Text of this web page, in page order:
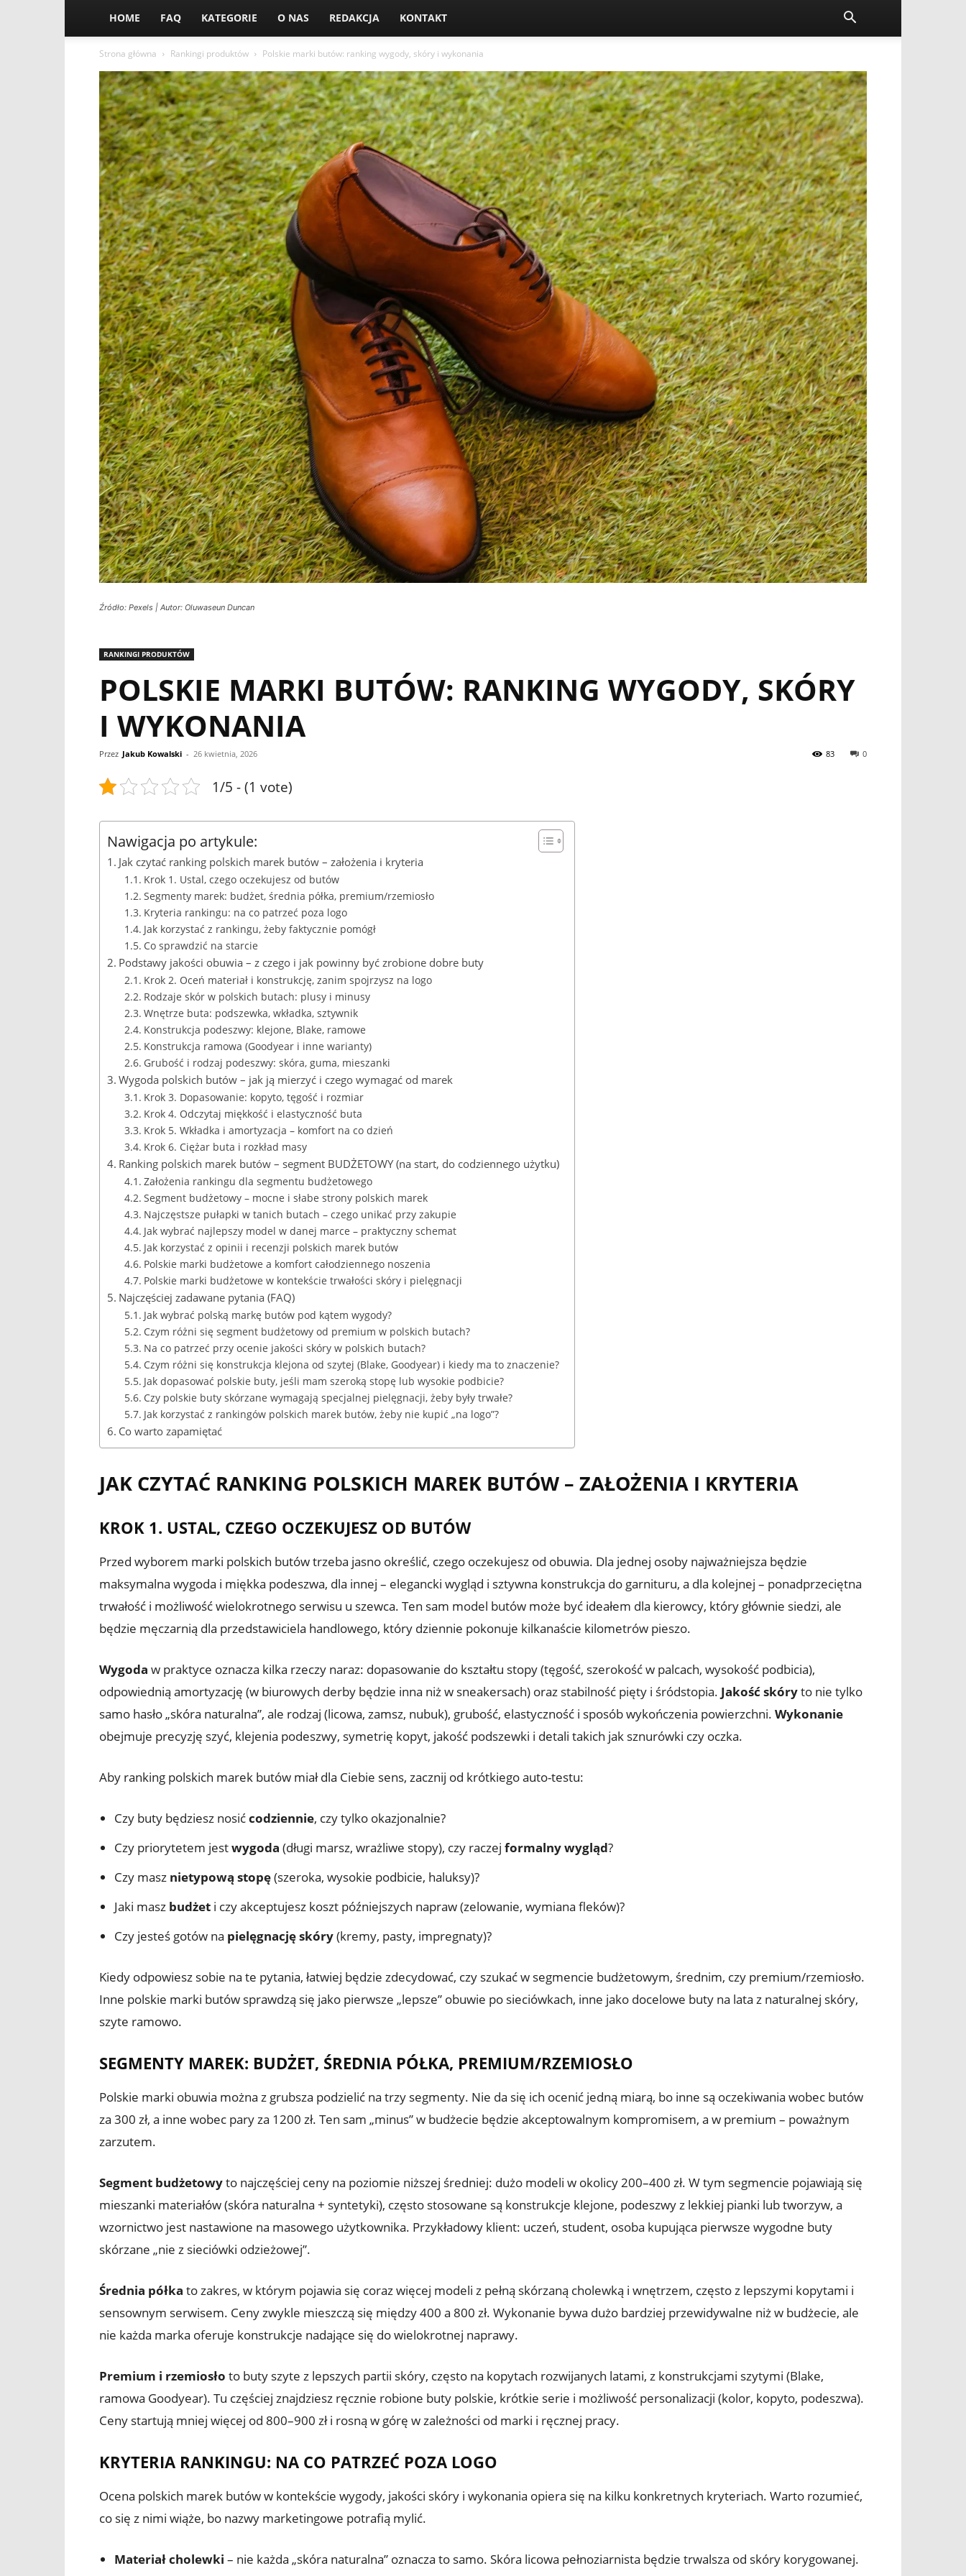
HOME FAQ KATEGORIE O NAS REDAKCJA KONTAKT
Strona główna Rankingi produktów Polskie marki butów: ranking wygody, skóry i wykonania
Źródło: Pexels | Autor: Oluwaseun Duncan
RANKINGI PRODUKTÓW
POLSKIE MARKI BUTÓW: RANKING WYGODY, SKÓRY
I WYKONANIA
Przez Jakub Kowalski - 26 kwietnia, 2026 0
83
1/5 - (1 vote)
Nawigacja po artykule:
Jak czytać ranking polskich marek butów – założenia i kryteria
Krok 1. Ustal, czego oczekujesz od butów
Segmenty marek: budżet, średnia półka, premium/rzemiosło
Kryteria rankingu: na co patrzeć poza logo
Jak korzystać z rankingu, żeby faktycznie pomógł
Co sprawdzić na starcie
Podstawy jakości obuwia – z czego i jak powinny być zrobione dobre buty
Krok 2. Oceń materiał i konstrukcję, zanim spojrzysz na logo
Rodzaje skór w polskich butach: plusy i minusy
Wnętrze buta: podszewka, wkładka, sztywnik
Konstrukcja podeszwy: klejone, Blake, ramowe
Konstrukcja ramowa (Goodyear i inne warianty)
Grubość i rodzaj podeszwy: skóra, guma, mieszanki
Wygoda polskich butów – jak ją mierzyć i czego wymagać od marek
Krok 3. Dopasowanie: kopyto, tęgość i rozmiar
Krok 4. Odczytaj miękkość i elastyczność buta
Krok 5. Wkładka i amortyzacja – komfort na co dzień
Krok 6. Ciężar buta i rozkład masy
Ranking polskich marek butów – segment BUDŻETOWY (na start, do codziennego użytku)
Założenia rankingu dla segmentu budżetowego
Segment budżetowy – mocne i słabe strony polskich marek
Najczęstsze pułapki w tanich butach – czego unikać przy zakupie
Jak wybrać najlepszy model w danej marce – praktyczny schemat
Jak korzystać z opinii i recenzji polskich marek butów
Polskie marki budżetowe a komfort całodziennego noszenia
Polskie marki budżetowe w kontekście trwałości skóry i pielęgnacji
Najczęściej zadawane pytania (FAQ)
Jak wybrać polską markę butów pod kątem wygody?
Czym różni się segment budżetowy od premium w polskich butach?
Na co patrzeć przy ocenie jakości skóry w polskich butach?
Czym różni się konstrukcja klejona od szytej (Blake, Goodyear) i kiedy ma to znaczenie?
Jak dopasować polskie buty, jeśli mam szeroką stopę lub wysokie podbicie?
Czy polskie buty skórzane wymagają specjalnej pielęgnacji, żeby były trwałe?
Jak korzystać z rankingów polskich marek butów, żeby nie kupić „na logo”?
Co warto zapamiętać
JAK CZYTAĆ RANKING POLSKICH MAREK BUTÓW – ZAŁOŻENIA I KRYTERIA
KROK 1. USTAL, CZEGO OCZEKUJESZ OD BUTÓW
Przed wyborem marki polskich butów trzeba jasno określić, czego oczekujesz od obuwia. Dla jednej osoby najważniejsza będzie
maksymalna wygoda i miękka podeszwa, dla innej – elegancki wygląd i sztywna konstrukcja do garnituru, a dla kolejnej – ponadprzeciętna
trwałość i możliwość wielokrotnego serwisu u szewca. Ten sam model butów może być ideałem dla kierowcy, który głównie siedzi, ale
będzie męczarnią dla przedstawiciela handlowego, który dziennie pokonuje kilkanaście kilometrów pieszo.
Wygoda w praktyce oznacza kilka rzeczy naraz: dopasowanie do kształtu stopy (tęgość, szerokość w palcach, wysokość podbicia),
odpowiednią amortyzację (w biurowych derby będzie inna niż w sneakersach) oraz stabilność pięty i śródstopia. Jakość skóryto nie tylko
samo hasło „skóra naturalna”, ale rodzaj (licowa, zamsz, nubuk), grubość, elastyczność i sposób wykończenia powierzchni. Wykonanie
obejmuje precyzję szyć, klejenia podeszwy, symetrię kopyt, jakość podszewki i detali takich jak sznurówki czy oczka.
Aby ranking polskich marek butów miał dla Ciebie sens, zacznij od krótkiego auto-testu:
Czy buty będziesz nosićcodziennie, czy tylko okazjonalnie?
Czy priorytetem jestwygoda (długi marsz, wrażliwe stopy), czy raczej formalny wygląd?
Czy masz nietypową stopę(szeroka, wysokie podbicie, haluksy)?
Jaki masz budżet i czy akceptujesz koszt późniejszych napraw (zelowanie, wymiana fleków)?
Czy jesteś gotów na pielęgnację skóry(kremy, pasty, impregnaty)?
Kiedy odpowiesz sobie na te pytania, łatwiej będzie zdecydować, czy szukać w segmencie budżetowym, średnim, czy premium/rzemiosło.
Inne polskie marki butów sprawdzą się jako pierwsze „lepsze” obuwie po sieciówkach, inne jako docelowe buty na lata z naturalnej skóry,
szyte ramowo.
SEGMENTY MAREK: BUDŻET, ŚREDNIA PÓŁKA, PREMIUM/RZEMIOSŁO
Polskie marki obuwia można z grubsza podzielić na trzy segmenty. Nie da się ich ocenić jedną miarą, bo inne są oczekiwania wobec butów
za 300 zł, a inne wobec pary za 1200 zł. Ten sam „minus” w budżecie będzie akceptowalnym kompromisem, a w premium – poważnym
zarzutem.
Segment budżetowyto najczęściej ceny na poziomie niższej średniej: dużo modeli w okolicy 200–400 zł. W tym segmencie pojawiają się
mieszanki materiałów (skóra naturalna + syntetyki), często stosowane są konstrukcje klejone, podeszwy z lekkiej pianki lub tworzyw, a
wzornictwo jest nastawione na masowego użytkownika. Przykładowy klient: uczeń, student, osoba kupująca pierwsze wygodne buty
skórzane „nie z sieciówki odzieżowej”.
Średnia półka to zakres, w którym pojawia się coraz więcej modeli z pełną skórzaną cholewką i wnętrzem, często z lepszymi kopytami i
sensownym serwisem. Ceny zwykle mieszczą się między 400 a 800 zł. Wykonanie bywa dużo bardziej przewidywalne niż w budżecie, ale
nie każda marka oferuje konstrukcje nadające się do wielokrotnej naprawy.
Premium i rzemiosło to buty szyte z lepszych partii skóry, często na kopytach rozwijanych latami, z konstrukcjami szytymi (Blake,
ramowa Goodyear). Tu częściej znajdziesz ręcznie robione buty polskie, krótkie serie i możliwość personalizacji (kolor, kopyto, podeszwa).
Ceny startują mniej więcej od 800–900 zł i rosną w górę w zależności od marki i ręcznej pracy.
KRYTERIA RANKINGU: NA CO PATRZEĆ POZA LOGO
Ocena polskich marek butów w kontekście wygody, jakości skóry i wykonania opiera się na kilku konkretnych kryteriach. Warto rozumieć,
co się z nimi wiąże, bo nazwy marketingowe potrafią mylić.
Materiał cholewki – nie każda „skóra naturalna” oznacza to samo. Skóra licowa pełnoziarnista będzie trwalsza od skóry korygowanej.